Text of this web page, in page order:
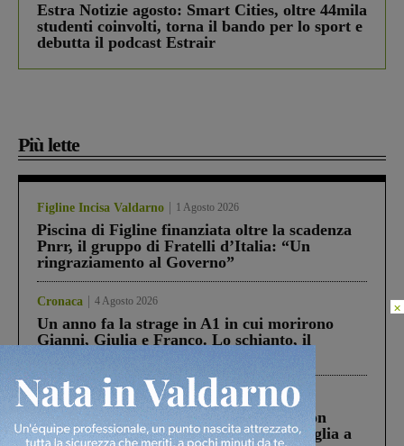
Estra Notizie agosto: Smart Cities, oltre 44mila
studenti coinvolti, torna il bando per lo sport e
debutta il podcast Estrair
Più lette
Figline Incisa Valdarno 1 Agosto 2026
Piscina di Figline finanziata oltre la scadenza
Pnrr, il gruppo di Fratelli d’Italia: “Un
ringraziamento al Governo”
Cronaca 4 Agosto 2026
Un anno fa la strage in A1 in cui morirono
Gianni, Giulia e Franco. Lo schianto, il
processo, lo stop ai sorpassi fra tir....
Cronaca 3 Agosto 2026
Scomparso da una struttura di Castiglion
Fiorentino l’uomo che aveva ucciso la figlia a
×